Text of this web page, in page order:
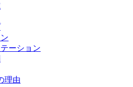
ーション
理由